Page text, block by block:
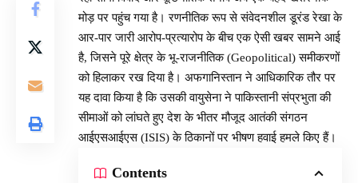
मोड़ पर पहुंच गया है। रणनीतिक रूप से संवेदनशील डूरंड रेखा के
आर-पार जारी आरोप-प्रत्यारोप के बीच एक ऐसी खबर सामने आई
है, जिसने पूरे क्षेत्र के भू-राजनीतिक (Geopolitical) समीकरणों
को हिलाकर रख दिया है। अफगानिस्तान ने आधिकारिक तौर पर
यह दावा किया है कि उसकी वायुसेना ने पाकिस्तानी संप्रभुता की
सीमाओं को लांघते हुए देश के भीतर मौजूद आतंकी संगठन
आईएसआईएस (ISIS) के ठिकानों पर भीषण हवाई हमले किए हैं।
Contents